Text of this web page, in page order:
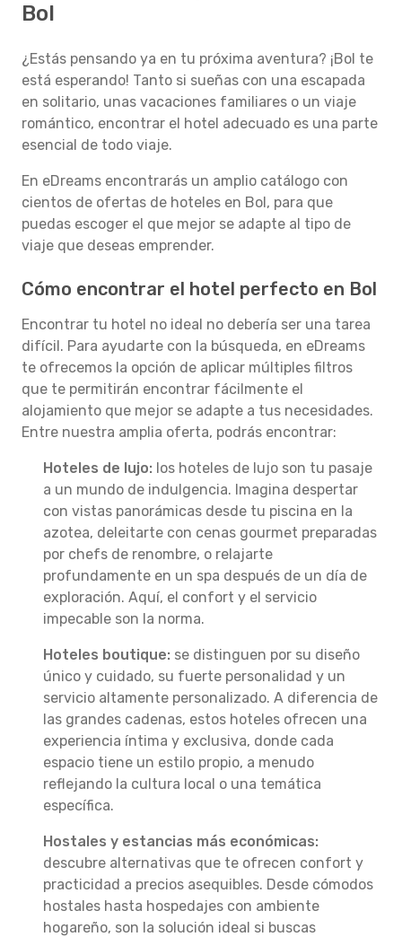
Bol
¿Estás pensando ya en tu próxima aventura? ¡Bol te
está esperando! Tanto si sueñas con una escapada
en solitario, unas vacaciones familiares o un viaje
romántico, encontrar el hotel adecuado es una parte
esencial de todo viaje.
En eDreams encontrarás un amplio catálogo con
cientos de ofertas de hoteles en Bol, para que
puedas escoger el que mejor se adapte al tipo de
viaje que deseas emprender.
Cómo encontrar el hotel perfecto en Bol
Encontrar tu hotel no ideal no debería ser una tarea
difícil. Para ayudarte con la búsqueda, en eDreams
te ofrecemos la opción de aplicar múltiples filtros
que te permitirán encontrar fácilmente el
alojamiento que mejor se adapte a tus necesidades.
Entre nuestra amplia oferta, podrás encontrar:
Hoteles de lujo: los hoteles de lujo son tu pasaje
a un mundo de indulgencia. Imagina despertar
con vistas panorámicas desde tu piscina en la
azotea, deleitarte con cenas gourmet preparadas
por chefs de renombre, o relajarte
profundamente en un spa después de un día de
exploración. Aquí, el confort y el servicio
impecable son la norma.
Hoteles boutique: se distinguen por su diseño
único y cuidado, su fuerte personalidad y un
servicio altamente personalizado. A diferencia de
las grandes cadenas, estos hoteles ofrecen una
experiencia íntima y exclusiva, donde cada
espacio tiene un estilo propio, a menudo
reflejando la cultura local o una temática
específica.
Hostales y estancias más económicas:
descubre alternativas que te ofrecen confort y
practicidad a precios asequibles. Desde cómodos
hostales hasta hospedajes con ambiente
hogareño, son la solución ideal si buscas